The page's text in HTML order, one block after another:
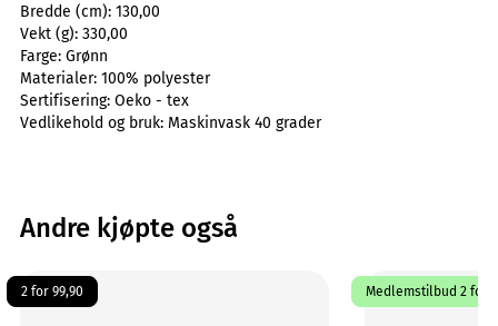
Bredde (cm): 130,00
Vekt (g): 330,00
Farge: Grønn
Materialer: 100% polyester
Sertifisering: Oeko - tex
Vedlikehold og bruk: Maskinvask 40 grader
Andre kjøpte også
2 for 99,90 Medlemstilbud 2 for 1